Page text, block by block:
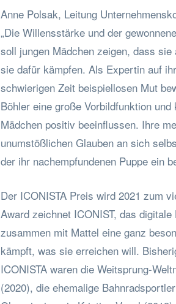
Anne Polsak, Leitung
„Die Willensstärke und der
soll jungen Mädchen zeigen, dass
sie dafür kämpfen. Als Expertin auf
schwierigen Zeit beispiellosen Mut
Böhler eine große Vorbildfunktion
Mädchen positiv beeinflussen. Ihre
unumstößlichen Glauben an sich
der ihr nachempfundenen Puppe ein
Der ICONISTA Preis wird 2021 zum
Award zeichnet ICONIST, das
zusammen mit Mattel eine ganz
kämpft, was sie erreichen will.
ICONISTA waren die Weitsprung-
(2020), die ehemalige